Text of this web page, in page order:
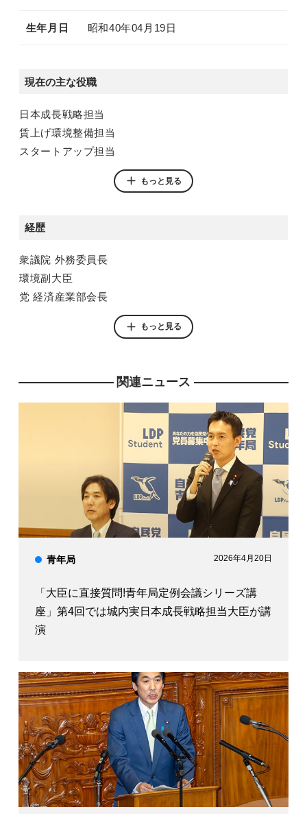
生年月日 昭和40年04月19日
現在の主な役職
日本成長戦略担当
賃上げ環境整備担当
スタートアップ担当
全世代型社会保障改革担当
感染症危機管理担当
もっと見る
経歴
衆議院 外務委員長
環境副大臣
党 経済産業部会長
北朝鮮による拉致問題等に関する特別委員会委員長
もっと見る
関連ニュース
青年局 2026年4月20日
「大臣に直接質問!青年局定例会議シリーズ講
座」第4回では城内実日本成長戦略担当大臣が講
演